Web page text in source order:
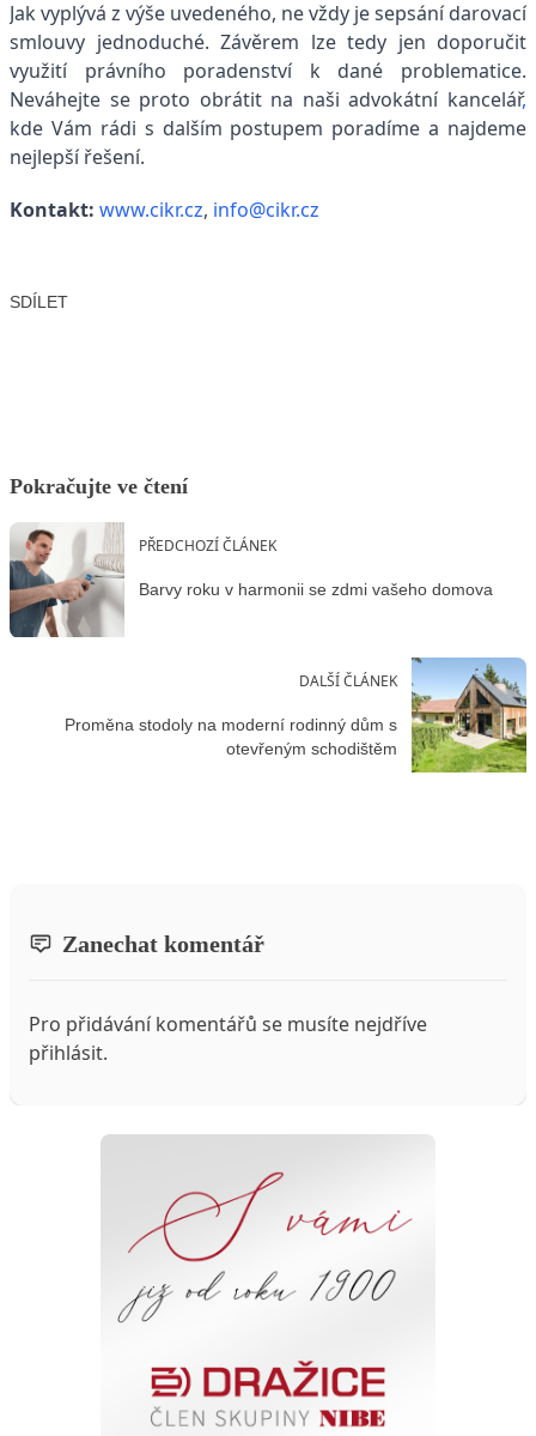
Jak vyplývá z výše uvedeného, ne vždy je sepsání darovací
smlouvy jednoduché. Závěrem lze tedy jen doporučit
využití právního poradenství k dané problematice.
Neváhejte seproto obrátit na naši advokátní kancelář,
kde Vám rádi s dalším postupem poradíme a najdeme
nejlepší řešení.
Kontakt: www.cikr.cz, info@cikr.cz
SDÍLET
Pokračujte ve čtení
PŘEDCHOZÍ ČLÁNEK
Barvy roku v harmonii se zdmi vašeho domova
DALŠÍ ČLÁNEK
Proměna stodoly na moderní rodinný dům s
otevřeným schodištěm
Zanechat komentář
Pro přidávání komentářů se musíte nejdříve
přihlásit.